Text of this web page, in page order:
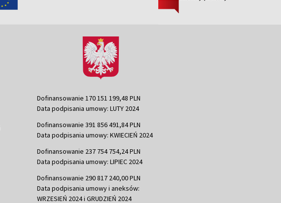
Dofinansowanie 170 151 199,48 PLN
Data podpisania umowy: LUTY 2024
Dofinansowanie 391 856 491,84 PLN
Data podpisania umowy: KWIECIEŃ 2024
Dofinansowanie 237 754 754,24 PLN
Data podpisania umowy: LIPIEC 2024
Dofinansowanie 290 817 240,00 PLN
Data podpisania umowy i aneksów:
WRZESIEŃ 2024 i GRUDZIEŃ 2024